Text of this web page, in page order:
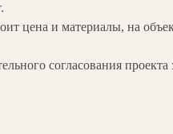
цена и материалы, на
согласования
с нами любым